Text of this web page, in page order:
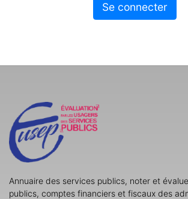
Se connecter
Annuaire des services publics, noter et
publics, comptes financiers et fiscaux des